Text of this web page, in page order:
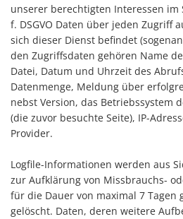
unserer berechtigten Interessen im
f. DSGVO Daten über jeden Zugriff
sich dieser Dienst befindet
den Zugriffsdaten gehören Name
Datei, Datum und Uhrzeit des
Datenmenge, Meldung über
nebst Version, das Betriebssystem
(die zuvor besuchte Seite), IP-
Provider.
Logfile-Informationen werden aus
zur Aufklärung von Missbrauchs-
für die Dauer von maximal 7 Tagen
gelöscht. Daten, deren weitere